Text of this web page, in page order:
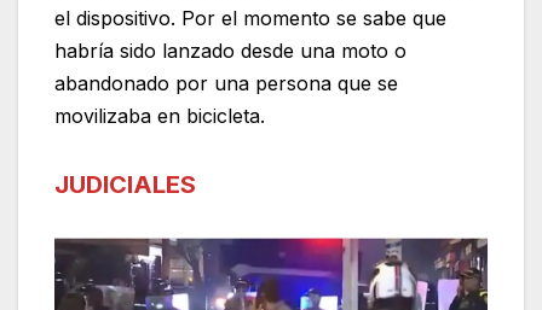
el dispositivo. Por el momento se sabe que
habría sido lanzado desde una moto o
abandonado por una persona que se
movilizaba en bicicleta.
JUDICIALES